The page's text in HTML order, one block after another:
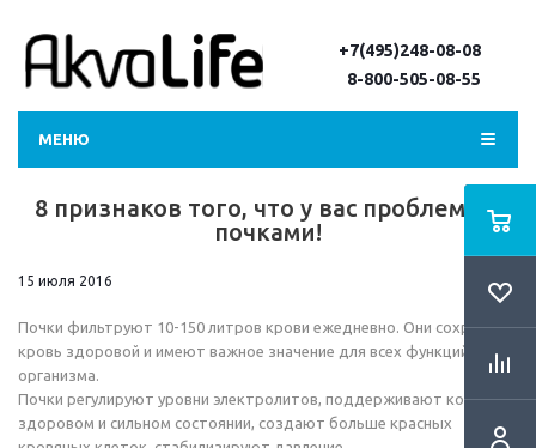
+7(495)248-08-08
8-800-505-08-55
МЕНЮ
8 признаков того, что у вас проблемы с
почками!
15 июля 2016
Почки фильтруют 10-150 литров крови ежедневно. Они сохраняют
кровь здоровой и имеют важное значение для всех функций
организма.
Почки регулируют уровни электролитов, поддерживают кости в
здоровом и сильном состоянии, создают больше красных